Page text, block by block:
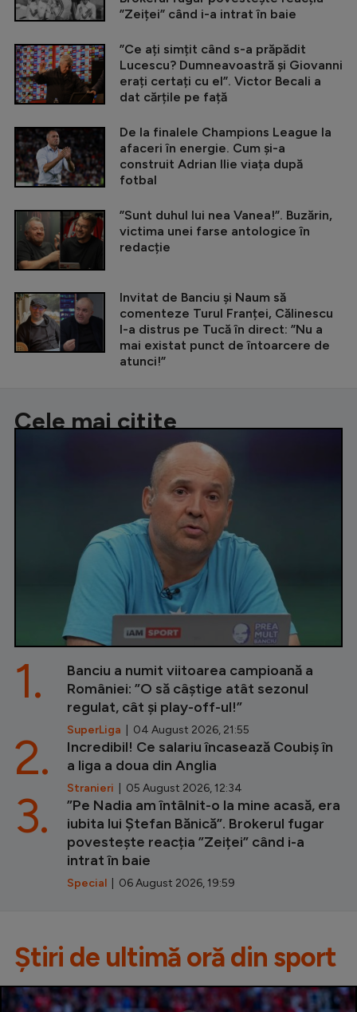
”Zeiței” când i-a intrat în baie
”Ce ați simțit când s-a prăpădit
Lucescu? Dumneavoastră și Giovanni
erați certați cu el”. Victor Becali a
dat cărțile pe față
De la finalele Champions League la
afaceri în energie. Cum și-a
construit Adrian Ilie viața după
fotbal
”Sunt duhul lui nea Vanea!”. Buzărin,
victima unei farse antologice în
redacție
Invitat de Banciu și Naum să
comenteze Turul Franței, Călinescu
l-a distrus pe Tucă în direct: ”Nu a
mai existat punct de întoarcere de
atunci!”
Cele mai citite
Banciu a numit viitoarea campioană a
României: ”O să câștige atât sezonul
regulat, cât și play-off-ul!”
SuperLiga | 04 August 2026, 21:55
1.
Incredibil! Ce salariu încasează Coubiș în
a liga a doua din Anglia
Stranieri | 05 August 2026, 12:34
2.
”Pe Nadia am întâlnit-o la mine acasă, era
iubita lui Ștefan Bănică”. Brokerul fugar
povestește reacția ”Zeiței” când i-a
intrat în baie
Special | 06 August 2026, 19:59
3.
Știri de ultimă oră din sport